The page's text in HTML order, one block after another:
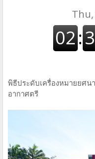
พิธีประดับเครื่องหมายยศ
อากาศตรี